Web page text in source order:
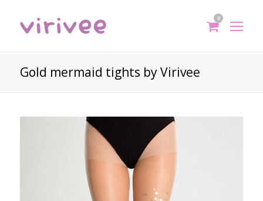
0
Gold mermaid tights by Virivee